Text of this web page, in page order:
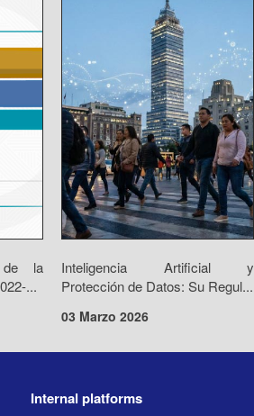
de la
...
Inteligencia Artificial y
Protección de Datos: Su Regul...
03 Marzo 2026
Internal platforms